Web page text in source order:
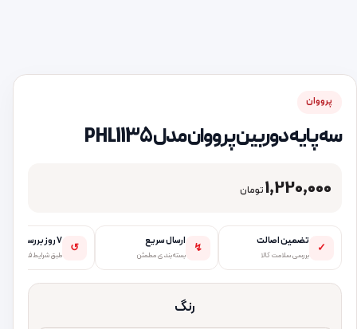
پرووان
سه پایه دوربین پرووان مدل PHL1135
1,220,000تومان
✓ تضمین اصالت
بررسی سلامت کالا
↯ ارسال سریع
بسته‌بندی مطمئن
↺ ۷ روز بررسی
طبق شرایط فروشگاه
رنگ